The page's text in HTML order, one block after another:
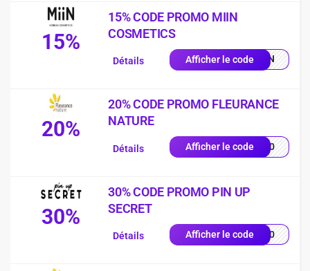
15%
15% CODE PROMO MIIN
COSMETICS
Afficher le codeMIIN
Détails
20%
20% CODE PROMO FLEURANCE
NATURE
Afficher le codeEU20
Détails
30%
30% CODE PROMO PIN UP
SECRET
Afficher le codeUP30
Détails